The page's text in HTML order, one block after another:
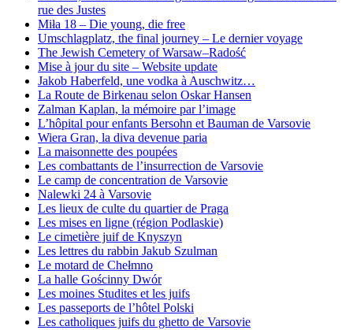
rue des Justes
Miła 18 – Die young, die free
Umschlagplatz, the final journey – Le dernier voyage
The Jewish Cemetery of Warsaw–Radość
Mise à jour du site – Website update
Jakob Haberfeld, une vodka à Auschwitz…
La Route de Birkenau selon Oskar Hansen
Zalman Kaplan, la mémoire par l’image
L’hôpital pour enfants Bersohn et Bauman de Varsovie
Wiera Gran, la diva devenue paria
La maisonnette des poupées
Les combattants de l’insurrection de Varsovie
Le camp de concentration de Varsovie
Nalewki 24 à Varsovie
Les lieux de culte du quartier de Praga
Les mises en ligne (région Podlaskie)
Le cimetière juif de Knyszyn
Les lettres du rabbin Jakub Szulman
Le motard de Chełmno
La halle Gościnny Dwór
Les moines Studites et les juifs
Les passeports de l’hôtel Polski
Les catholiques juifs du ghetto de Varsovie